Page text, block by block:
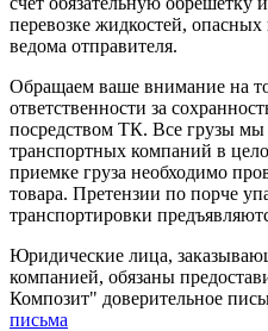
перевозке жидкостей, опасных
ведома отправителя.
Обращаем ваше внимание на
ответственности за
посредством ТК. Все грузы мы
транспортных компаний в
приемке груза необходимо
товара. Претензии по порче
транспортировки
Юридические лица,
компанией, обязаны
Композит" доверительное
письма